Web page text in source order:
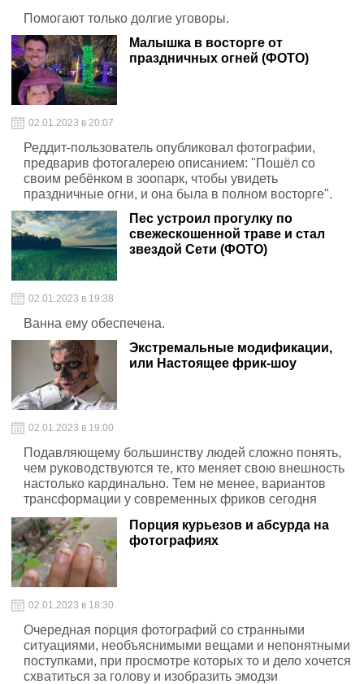
Помогают только долгие уговоры.
Малышка в восторге от
праздничных огней (ФОТО)
02.01.2023 в 20:07
Реддит-пользователь опубликовал фотографии,
предварив фотогалерею описанием: "Пошёл со
своим ребёнком в зоопарк, чтобы увидеть
праздничные огни, и она была в полном восторге".
Пес устроил прогулку по
свежескошенной траве и стал
звездой Сети (ФОТО)
02.01.2023 в 19:38
Ванна ему обеспечена.
Экстремальные модификации,
или Настоящее фрик-шоу
02.01.2023 в 19:00
Подавляющему большинству людей сложно понять,
чем руководствуются те, кто меняет свою внешность
настолько кардинально. Тем не менее, вариантов
трансформации у современных фриков сегодня
существует масса: от пирсинга и татуировок на
глазных яблоках до вживления имплантатов,
уродующих внешний вид ещё больше
Порция курьезов и абсурда на
фотографиях
02.01.2023 в 18:30
Очередная порция фотографий со странными
ситуациями, необъяснимыми вещами и непонятными
поступками, при просмотре которых то и дело хочется
схватиться за голову и изобразить эмодзи